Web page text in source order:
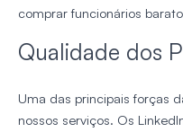
comprar funcionários
Qualidade dos
Uma das principais forças
nossos serviços. Os